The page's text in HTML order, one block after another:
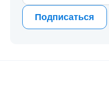
Подписаться